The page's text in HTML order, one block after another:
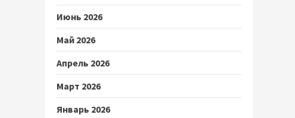
Июнь 2026
Май 2026
Апрель 2026
Март 2026
Январь 2026